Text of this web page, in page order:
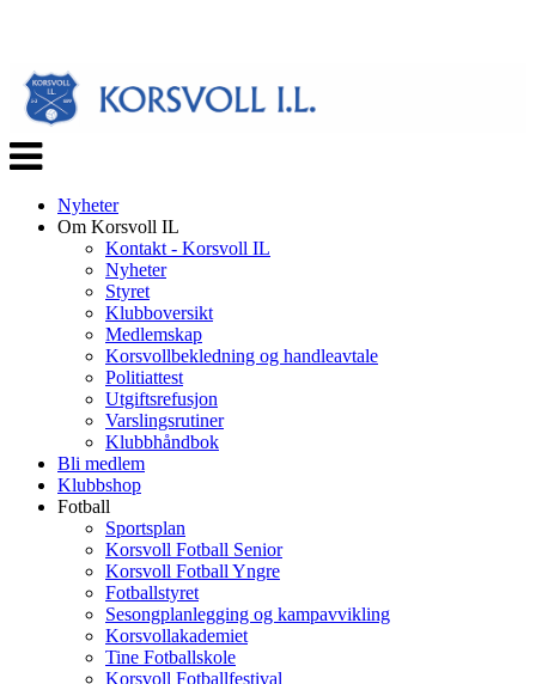
Veksle
navigasjon
Nyheter
Om Korsvoll IL
Kontakt - Korsvoll IL
Nyheter
Styret
Klubboversikt
Medlemskap
Korsvollbekledning og handleavtale
Politiattest
Utgiftsrefusjon
Varslingsrutiner
Klubbhåndbok
Bli medlem
Klubbshop
Fotball
Sportsplan
Korsvoll Fotball Senior
Korsvoll Fotball Yngre
Fotballstyret
Sesongplanlegging og kampavvikling
Korsvollakademiet
Tine Fotballskole
Korsvoll Fotballfestival